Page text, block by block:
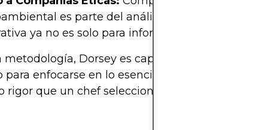
es parte del análisis. La
ya no es solo para informes de relaciones
metodología, Dorsey es capaz de cortar el ruido
para enfocarse en lo esencial, evaluando
rigor que un chef selecciona las trufas para su